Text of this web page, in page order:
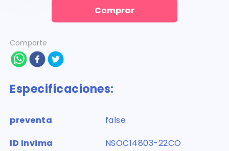
Comprar
Comparte
Especificaciones:
preventa
false
ID Invima
NSOC14803-22CO